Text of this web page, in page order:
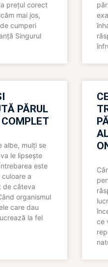
prețul corect
mai jos,
cumperi
Singurul
PĂRUL
albe, mulți se
le lipsește
este
a
de câteva
organismul
care dau
la fel
ce